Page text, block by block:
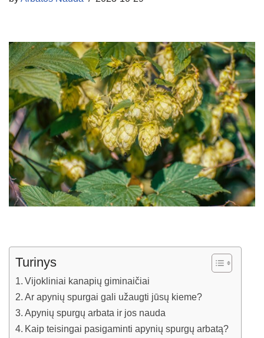
Turinys
Vijokliniai kanapių giminaičiai
Ar apynių spurgai gali užaugti jūsų kieme?
Apynių spurgų arbata ir jos nauda
Kaip teisingai pasigaminti apynių spurgų arbatą?